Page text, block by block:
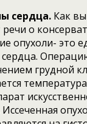
сердца. Как
речи о
опухоли- это
грудной